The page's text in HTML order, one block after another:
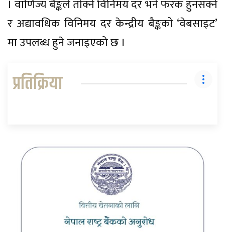
। वाणिज्य बैङ्कले तोक्ने विनिमय दर भने फरक हुनसक्ने
र अद्यावधिक विनिमय दर केन्द्रीय बैङ्कको ‘वेबसाइट’
मा उपलब्ध हुने जनाइएको छ ।
प्रतिक्रिया